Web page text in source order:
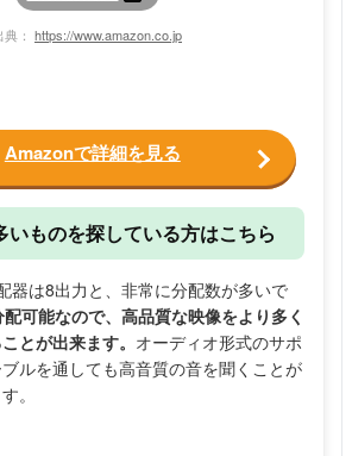
： https://www.amazon.co.jp
Amazonで詳細を見る
いものを探している方はこちら
器は8出力と、非常に分配数が多いで
可能なので、高品質な映像をより多く
とが出来ます。 オーディオ形式のサポ
ルを通しても高音質の音を聞くことが
。